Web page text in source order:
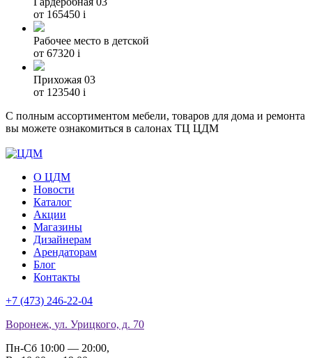
от 165450 i
Рабочее место в детской
от 67320 i
Прихожая 03
от 123540 i
С полным ассортиментом мебели, товаров для дома и ремонта
вы можете ознакомиться в салонах ТЦ ЦДМ
О ЦДМ
Новости
Каталог
Акции
Магазины
Дизайнерам
Арендаторам
Блог
Контакты
+7 (473) 246-22-04
Воронеж, ул. Урицкого, д. 70
Пн-Сб 10:00 — 20:00,